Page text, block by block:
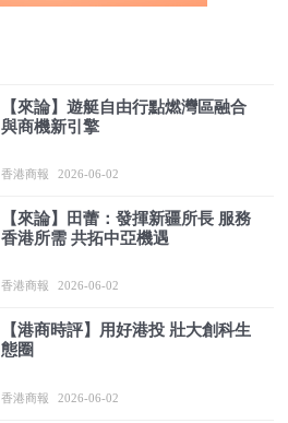
【來論】遊艇自由行點燃灣區融合
與商機新引擎
香港商報 2026-06-02
【來論】田蕾：發揮新疆所長 服務
香港所需 共拓中亞機遇
香港商報 2026-06-02
【港商時評】用好港投 壯大創科生
態圈
香港商報 2026-06-02